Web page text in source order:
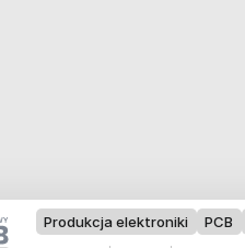
Produkcja elektroniki PCB